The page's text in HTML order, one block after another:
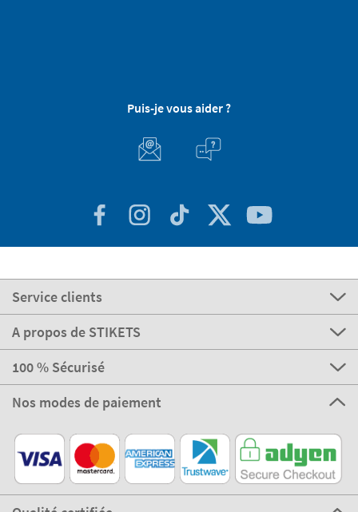
Puis-je vous aider ?
Service clients
A propos de STIKETS
100 % Sécurisé
Nos modes de paiement